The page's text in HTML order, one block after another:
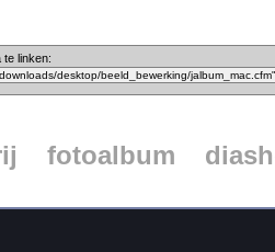
te linken:
fotoalbum